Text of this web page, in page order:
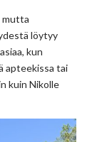
mutta
löytyy
kun
apteekissa tai
kuin Nikolle